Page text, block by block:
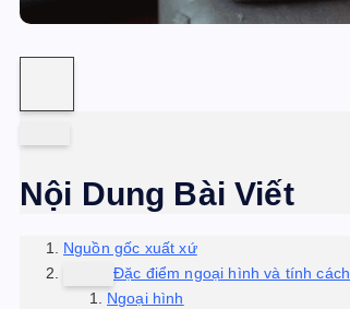
Nội Dung Bài Viết
Nguồn gốc xuất xứ
Đặc điểm ngoại hình và tính cách
Ngoại hình